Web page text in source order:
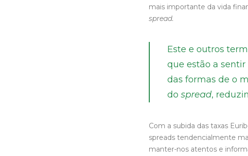
mais importante da vida
spread.
Este e outros
que estão a
das formas de o
do spread,
Com a subida das taxas
spreads tendencialmente
manter-nos atentos e